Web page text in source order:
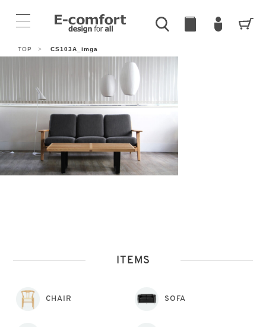
TOP > CS103A_imga
ITEMS
CHAIR SOFA